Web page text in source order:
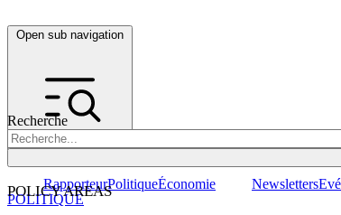
Open sub navigation
Recherche
POLICY AREAS
RapporteurPolitiqueÉconomie Newsletters
POLITIQUE